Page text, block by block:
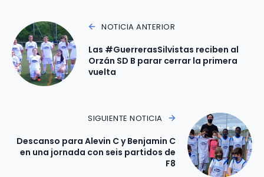
NOTICIA ANTERIOR
Las #GuerrerasSilvistas reciben al
Orzán SD B parar cerrar la primera
vuelta
SIGUIENTE NOTICIA
Descanso para Alevin C y Benjamin C
en una jornada con seis partidos de
F8